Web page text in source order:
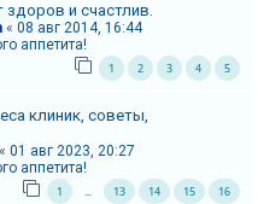
здоров и счастлив.
« 08 авг 2014, 16:44
аппетита!
1 2 3 4 5
клиник, советы,
« 01 авг 2023, 20:27
аппетита!
1 13 14 15 16